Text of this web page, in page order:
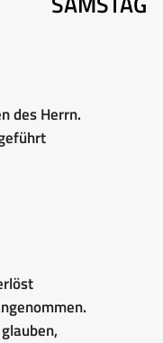
des Herrn.